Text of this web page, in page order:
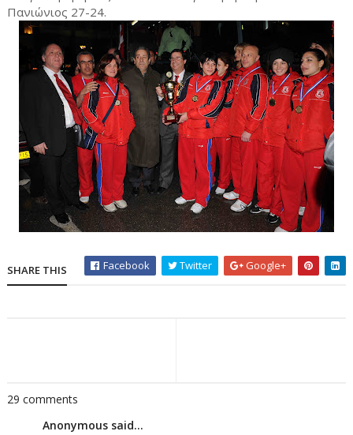
Πανιώνιος 27-24.
SHARE THIS Facebook Twitter Google+
29 comments
Anonymous said...